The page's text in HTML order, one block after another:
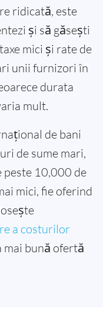
ridicată, este
și să găsești
mici și rate de
unii furnizori în
durata
mult.
de bani
de sume mari,
peste 10,000 de
mici, fie oferind
a costurilor
mai bună ofertă